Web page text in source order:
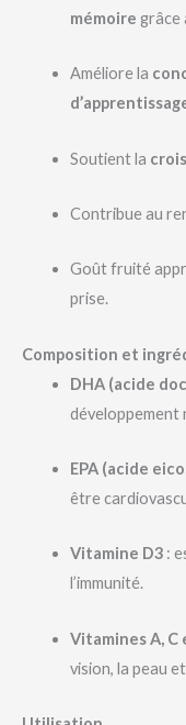
mémoire grâce
Améliore la
Soutient la
Contribue au
Goût fruité
prise.
Composition et
DHA (acide
développement
EPA (acide
être
Vitamine D3:
l’immunité.
Vitamines A, C
vision, la peau